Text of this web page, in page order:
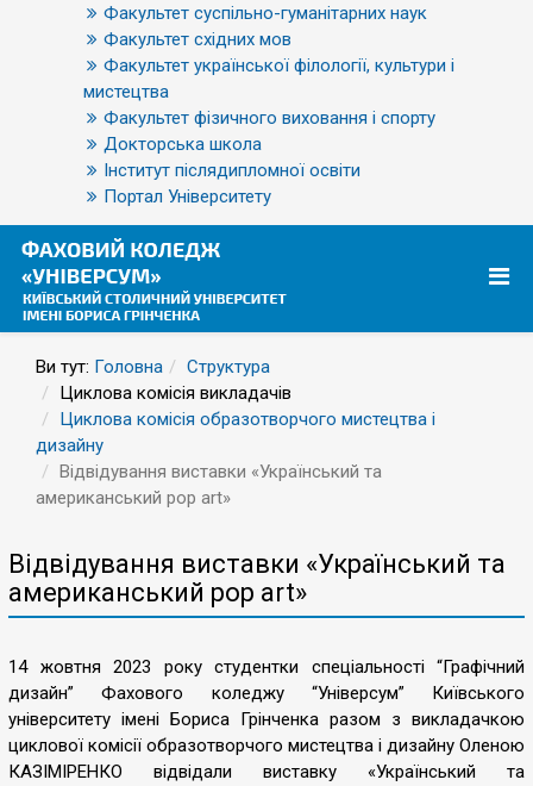
Факультет суспільно-гуманітарних наук
Факультет східних мов
Факультет української філології, культури і
мистецтва
Факультет фізичного виховання і спорту
Докторська школа
Інститут післядипломної освіти
Портал Університету
Ви тут: Головна
Структура
Циклова комісія викладачів
Циклова комісія образотворчого мистецтва і
дизайну
Відвідування виставки «Український та
американський pop art»
Відвідування виставки «Український та
американський pop art»
14 жовтня 2023 року студентки спеціальності “Графічний
дизайн” Фахового коледжу “Універсум” Київського
університету імені Бориса Грінченка разом з викладачкою
циклової комісії образотворчого мистецтва і дизайну Оленою
КАЗІМІРЕНКО відвідали виставку «Український та